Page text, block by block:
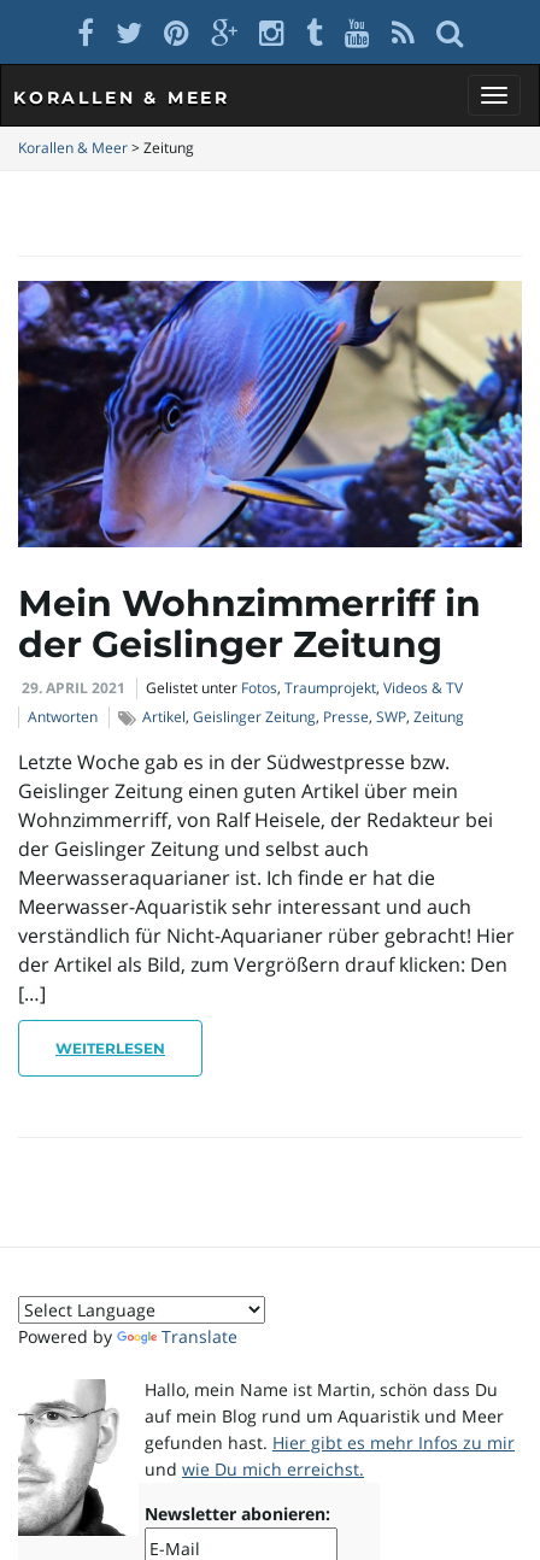
h
a
l
a
KORALLEN & MEER
Korallen & Meer>Zeitung
Mein Wohnzimmerriff in
der Geislinger Zeitung
29. APRIL 2021 Gelistet unter Fotos, Traumprojekt, Videos & TV
Antworten
Artikel, Geislinger Zeitung, Presse, SWP, Zeitung
Letzte Woche gab es in der Südwestpresse bzw.
Geislinger Zeitung einen guten Artikel über mein
Wohnzimmerriff, von Ralf Heisele, der Redakteur bei
der Geislinger Zeitung und selbst auch
Meerwasseraquarianer ist. Ich finde er hat die
Meerwasser-Aquaristik sehr interessant und auch
verständlich für Nicht-Aquarianer rüber gebracht! Hier
der Artikel als Bild, zum Vergrößern drauf klicken: Den
[…]
WEITERLESEN
Powered by Translate
Hallo, mein Name ist Martin, schön dass Du
auf mein Blog rund um Aquaristik und Meer
gefunden hast. Hier gibt es mehr Infos zu mir
und wie Du mich erreichst.
Newsletter abonieren: